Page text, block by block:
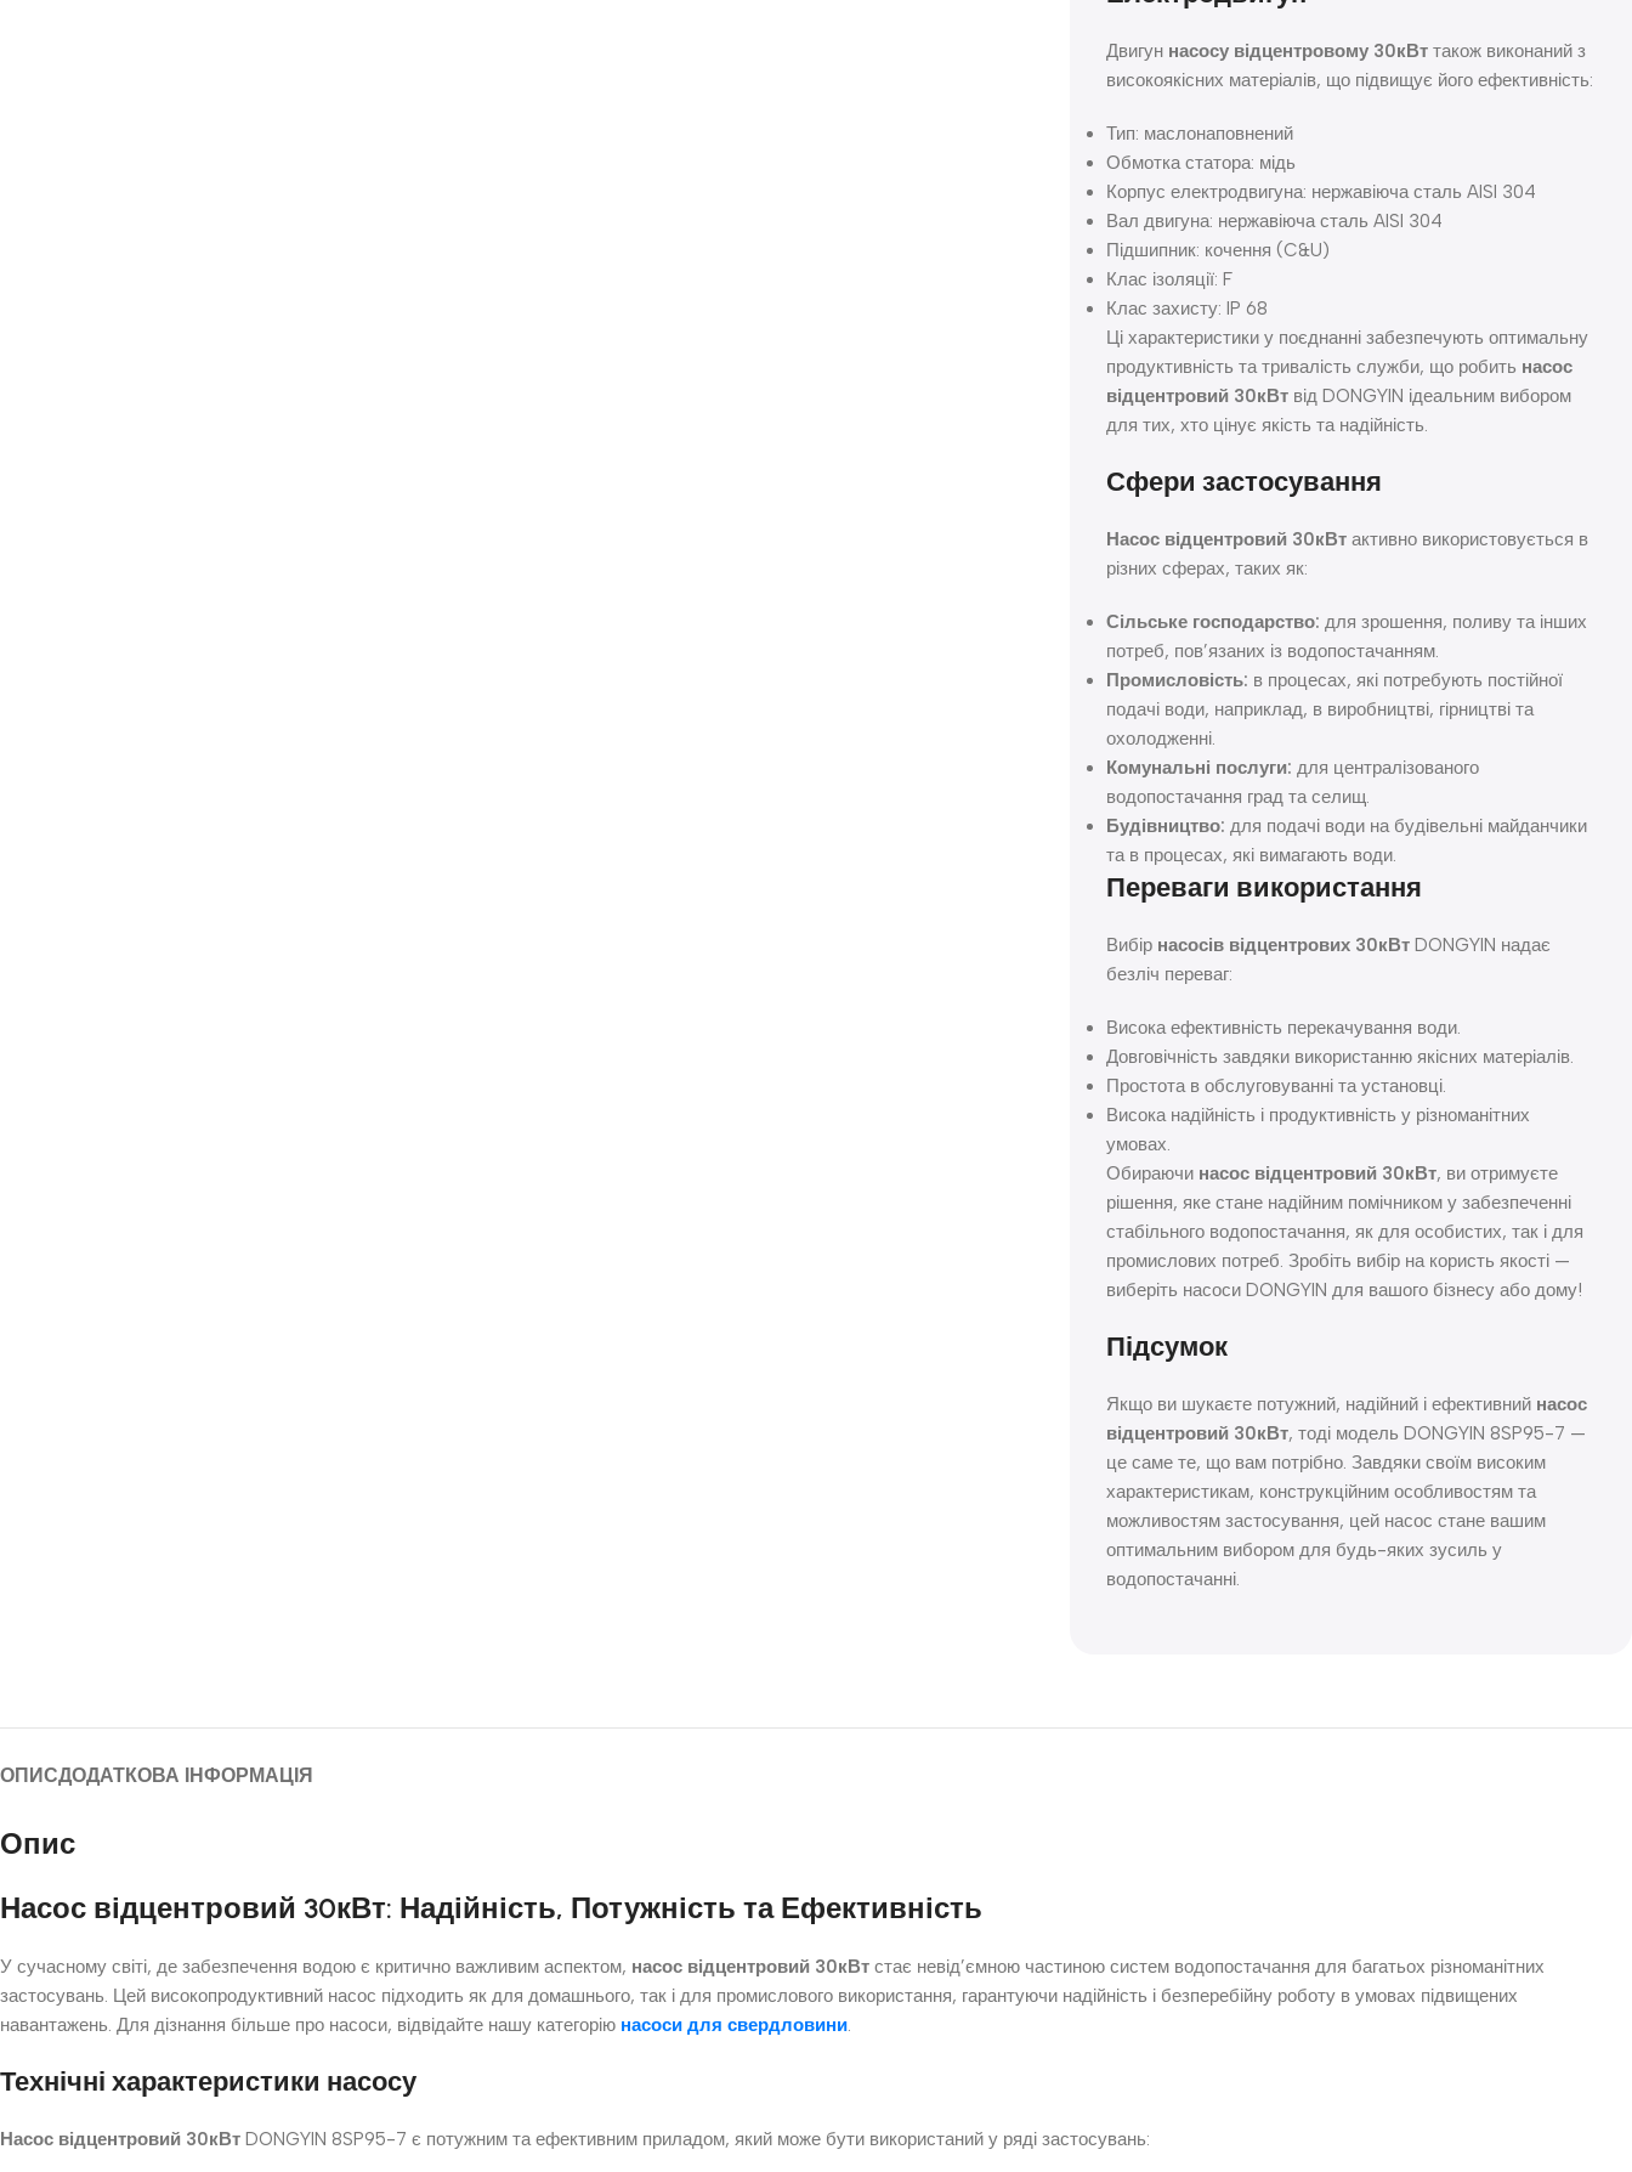
Двигун насосу відцентровому 30кВт також виконаний з
високоякісних матеріалів, що підвищує його ефективність:
Тип: маслонаповнений
Обмотка статора: мідь
Корпус електродвигуна: нержавіюча сталь AISI 304
Вал двигуна: нержавіюча сталь AISI 304
Підшипник: кочення (C&U)
Клас ізоляції: F
Клас захисту: IP 68
Ці характеристики у поєднанні забезпечують оптимальну
продуктивність та тривалість служби, що робить насос
відцентровий 30кВт від DONGYIN ідеальним вибором
для тих, хто цінує якість та надійність.
Сфери застосування
Насос відцентровий 30кВт активно використовується в
різних сферах, таких як:
Сільське господарство: для зрошення, поливу та інших
потреб, пов’язаних із водопостачанням.
Промисловість: в процесах, які потребують постійної
подачі води, наприклад, в виробництві, гірництві та
охолодженні.
Комунальні послуги: для централізованого
водопостачання град та селищ.
Будівництво: для подачі води на будівельні майданчики
та в процесах, які вимагають води.
Переваги використання
Вибір насосів відцентрових 30кВт DONGYIN надає
безліч переваг:
Висока ефективність перекачування води.
Довговічність завдяки використанню якісних матеріалів.
Простота в обслуговуванні та установці.
Висока надійність і продуктивність у різноманітних
умовах.
Обираючи насос відцентровий 30кВт, ви отримуєте
рішення, яке стане надійним помічником у забезпеченні
стабільного водопостачання, як для особистих, так і для
промислових потреб. Зробіть вибір на користь якості —
виберіть насоси DONGYIN для вашого бізнесу або дому!
Підсумок
Якщо ви шукаєте потужний, надійний і ефективний насос
відцентровий 30кВт, тоді модель DONGYIN 8SP95-7 —
це саме те, що вам потрібно. Завдяки своїм високим
характеристикам, конструкційним особливостям та
можливостям застосування, цей насос стане вашим
оптимальним вибором для будь-яких зусиль у
водопостачанні.
ОПИСДОДАТКОВА ІНФОРМАЦІЯ
Опис
Насос відцентровий 30кВт: Надійність, Потужність та Ефективність
У сучасному світі, де забезпечення водою є критично важливим аспектом, насос відцентровий 30кВт стає невід’ємною частиною систем водопостачання для багатьох різноманітних
застосувань. Цей високопродуктивний насос підходить як для домашнього, так і для промислового використання, гарантуючи надійність і безперебійну роботу в умовах підвищених
навантажень. Для дізнання більше про насоси, відвідайте нашу категорію насоси для свердловини.
Технічні характеристики насосу
Насос відцентровий 30кВт DONGYIN 8SP95-7 є потужним та ефективним приладом, який може бути використаний у ряді застосувань: